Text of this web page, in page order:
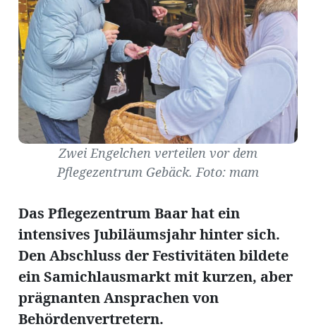
Amtliche
Mitteilungen
Baustellen
Zwei Engelchen verteilen vor dem
Pflegezentrum Gebäck. Foto: mam
Das Pflegezentrum Baar hat ein
intensives Jubiläumsjahr hinter sich.
Den Abschluss der Festivitäten bildete
ein Samichlausmarkt mit kurzen, aber
prägnanten Ansprachen von
Behördenvertretern.